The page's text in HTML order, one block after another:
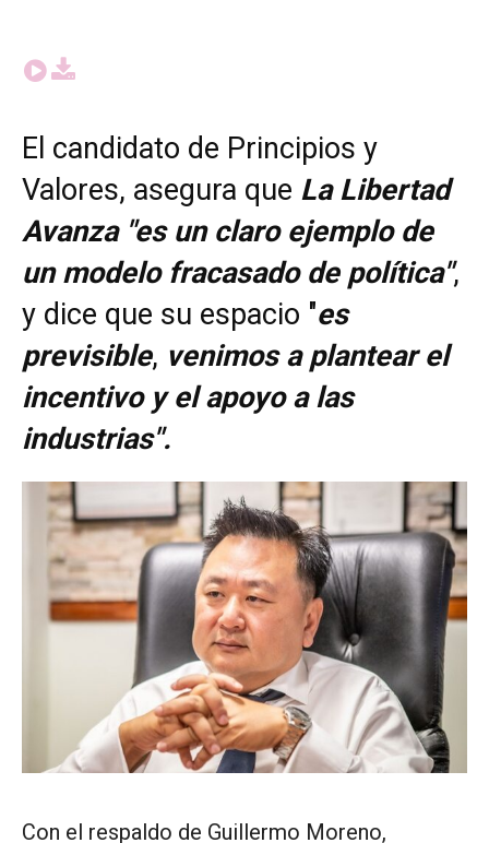
El candidato de Principios y
Valores, asegura que La Libertad
Avanza "es un claro ejemplo de
un modelo fracasado de política",
y dice que su espacio "es
previsible, venimos a plantear el
incentivo y el apoyo a las
industrias".
Con el respaldo de Guillermo Moreno,